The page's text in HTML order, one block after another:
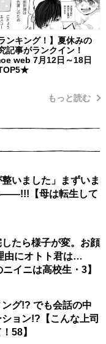
ンキング！】夏休みの
記事がランクイン！
web 7月12日～18日
もっと読む
いました」まずいま
――!!!【母は転生して
たら様子が変。お顔
由にオトト君は…
イニは高校生・3】
グ!? でも会話の中
ョン!?【こんな上司
！58】